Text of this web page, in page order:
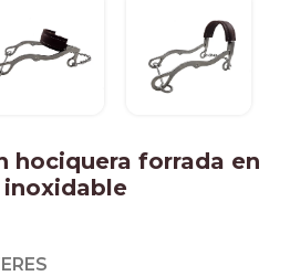
hociquera forrada en
inoxidable